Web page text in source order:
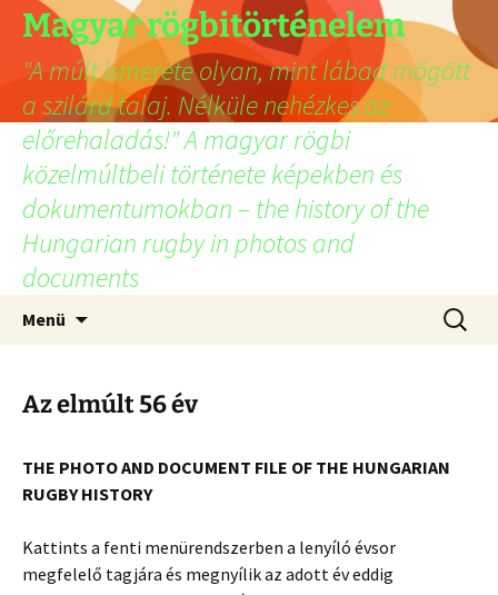
Ugrás
tartalomhoz
Magyar rögbitörténelem
"A múlt ismerete olyan, mint lábad mögött
a szilárd talaj. Nélküle nehézkes az
előrehaladás!" A magyar rögbi
közelmúltbeli története képekben és
dokumentumokban – the history of the
Hungarian rugby in photos and
documents
Menü
Az elmúlt 56 év
THE PHOTO AND DOCUMENT FILE OF THE HUNGARIAN
RUGBY HISTORY
Kattints a fenti menürendszerben a lenyíló évsor
megfelelő tagjára és megnyílik az adott év eddig